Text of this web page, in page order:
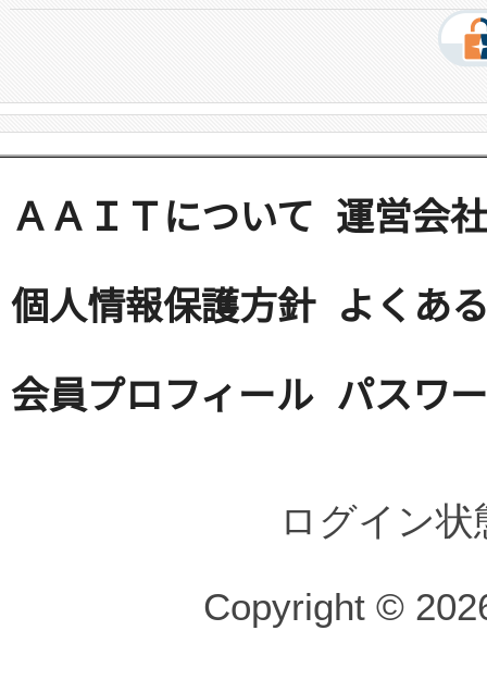
ＡＡＩＴについて 運営会社
個人情報保護方針 よくあ
会員プロフィール パスワ
ログイン
Copyright ©